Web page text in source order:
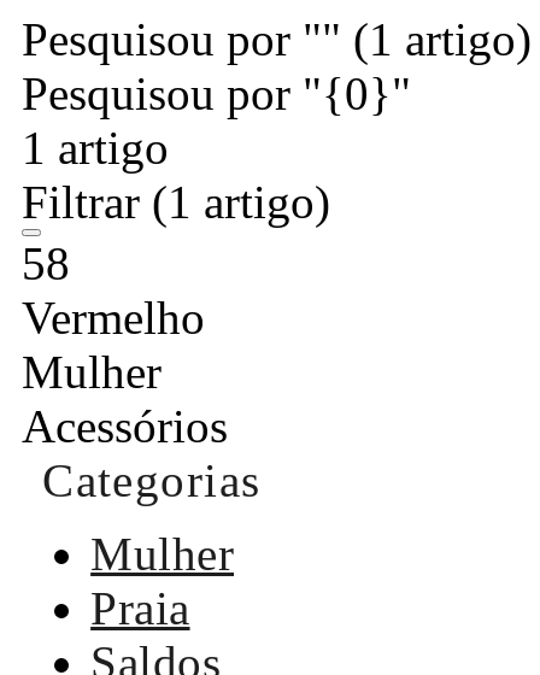
Pesquisou por "" (1 artigo)
Pesquisou por "{0}"
1 artigo
Filtrar (1 artigo)
58
Vermelho
Mulher
Acessórios
Categorias
Mulher
Praia
Saldos